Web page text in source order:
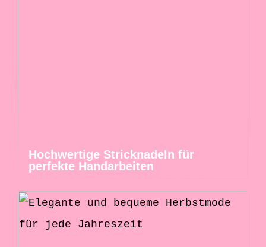
Hochwertige Stricknadeln für
perfekte Handarbeiten